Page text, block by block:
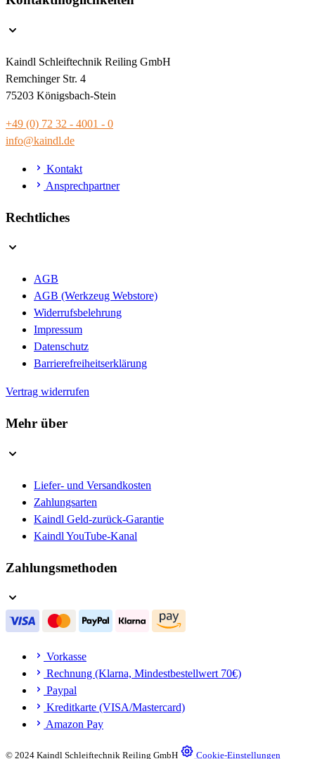
Kaindl Schleiftechnik Reiling GmbH
Remchinger Str. 4
75203 Königsbach-Stein
+49 (0) 72 32 - 4001 - 0
info@kaindl.de
Kontakt
Ansprechpartner
Rechtliches
AGB
AGB (Werkzeug Webstore)
Widerrufsbelehrung
Impressum
Datenschutz
Barrierefreiheitserklärung
Vertrag widerrufen
Mehr über
Liefer- und Versandkosten
Zahlungsarten
Kaindl Geld-zurück-Garantie
Kaindl YouTube-Kanal
Zahlungsmethoden
Vorkasse
Rechnung (Klarna, Mindestbestellwert 70€)
Paypal
Kreditkarte (VISA/Mastercard)
Amazon Pay
© 2024 Kaindl Schleiftechnik Reiling GmbH Cookie-Einstellungen